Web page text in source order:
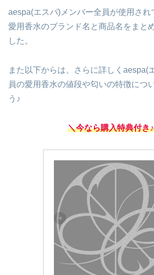
aespa(エスパ)メンバー全員が使用され
愛用香水のブランド名と商品名をまと
した。
また以下からは、さらに詳しくaespa(
員の愛用香水の値段や匂いの特徴につ
う♪
＼今なら購入特典付き